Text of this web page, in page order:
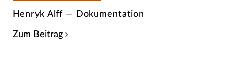
Henryk Alff — Dokumentation
Zum Beitrag